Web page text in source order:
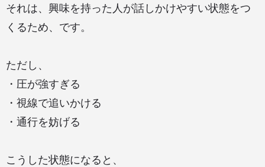
それは、興味を持った人が話しかけやすい状態をつ
くるため、です。
ただし、
・圧が強すぎる
・視線で追いかける
・通行を妨げる
こうした状態になると、